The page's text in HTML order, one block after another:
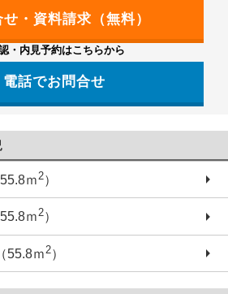
・内見予約はこちらから
電話でお問合せ
ｍ2）
ｍ2）
55.8ｍ 2）